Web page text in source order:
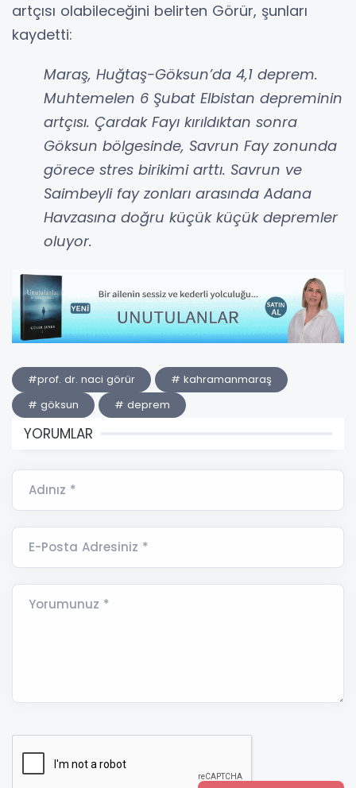
artçısı olabileceğini belirten Görür, şunları
kaydetti:
Maraş, Huğtaş-Göksun’da 4,1 deprem.
Muhtemelen 6 Şubat Elbistan depreminin
artçısı. Çardak Fayı kırıldıktan sonra
Göksun bölgesinde, Savrun Fay zonunda
görece stres birikimi arttı. Savrun ve
Saimbeyli fay zonları arasında Adana
Havzasına doğru küçük küçük depremler
oluyor.
#prof. dr. naci görür
# kahramanmaraş
# göksun
# deprem
YORUMLAR
Adınız *
E-Posta Adresiniz *
Yorumunuz *